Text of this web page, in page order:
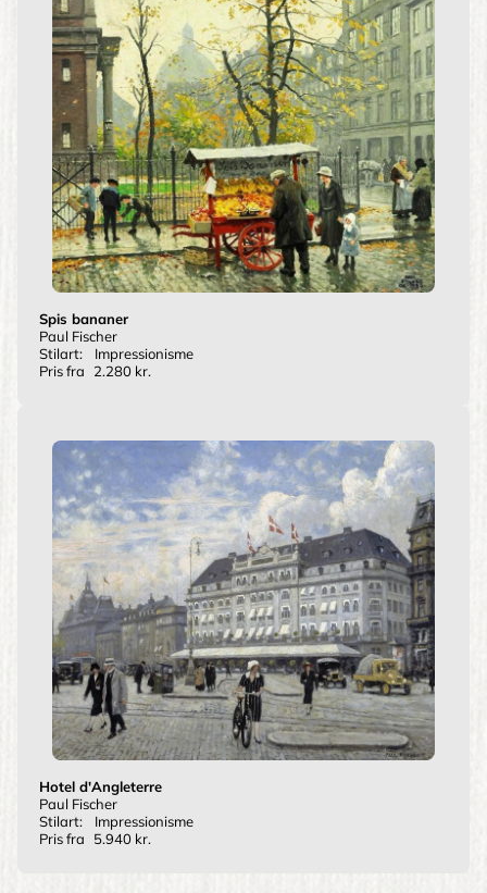
Spis bananer
Paul Fischer
Stilart:
Impressionisme
Pris fra
2.280 kr.
Hotel d'Angleterre
Paul Fischer
Stilart:
Impressionisme
Pris fra
5.940 kr.